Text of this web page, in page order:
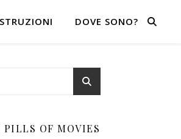
DOVE SONO?
OF MOVIES